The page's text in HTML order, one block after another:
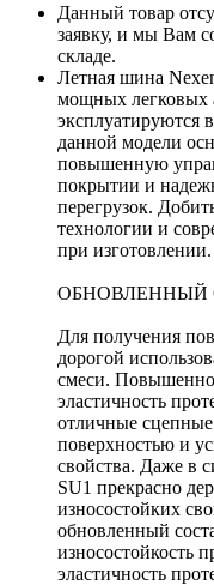
Данный товар
заявку, и мы Вам
складе.
Летная шина
мощных легковых
эксплуатируются
данной модели
повышенную
покрытии и
перегрузок.
технологии и
при изготовлении.
ОБНОВЛЕННЫЙ
Для получения
дорогой
смеси.
эластичность
отличные
поверхностью и
свойства. Даже в
SU1 прекрасно
износостойких
обновленный
износостойкость
эластичность